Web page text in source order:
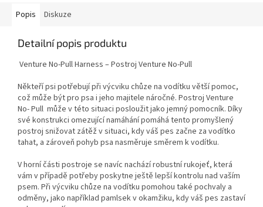
Popis Diskuze
Detailní popis produktu
Venture No-Pull Harness – Postroj Venture No-Pull
Někteří psi potřebují při výcviku chůze na vodítku větší pomoc,
což může být pro psa i jeho majitele náročné. Postroj Venture
No- Pull může v této situaci posloužit jako jemný pomocník. Díky
své konstrukci omezující namáhání pomáhá tento promyšlený
postroj snižovat zátěž v situaci, kdy váš pes začne za vodítko
tahat, a zároveň pohyb psa nasměruje směrem k vodítku.
V horní části postroje se navíc nachází robustní rukojeť, která
vám v případě potřeby poskytne ještě lepší kontrolu nad vaším
psem. Při výcviku chůze na vodítku pomohou také pochvaly a
odměny, jako například pamlsek v okamžiku, kdy váš pes zastaví